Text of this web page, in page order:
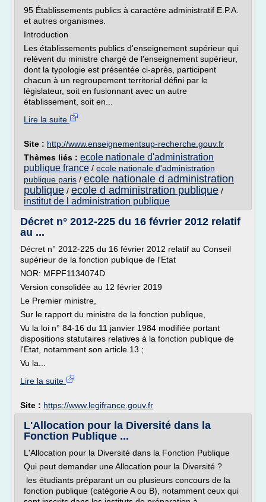
95 Établissements publics à caractère administratif E.P.A.
et autres organismes.
Introduction
Les établissements publics d'enseignement supérieur qui
relèvent du ministre chargé de l'enseignement supérieur,
dont la typologie est présentée ci-après, participent
chacun à un regroupement territorial défini par le
législateur, soit en fusionnant avec un autre
établissement, soit en...
Lire la suite
Site : http://www.enseignementsup-recherche.gouv.fr
Thèmes liés : ecole nationale d'administration
publique france / ecole nationale d'administration
publique paris / ecole nationale d administration
publique / ecole d administration publique /
institut de l administration publique
Décret n° 2012-225 du 16 février 2012 relatif
au ...
Décret n° 2012-225 du 16 février 2012 relatif au Conseil
supérieur de la fonction publique de l'Etat
NOR: MFPF1134074D
Version consolidée au 12 février 2019
Le Premier ministre,
Sur le rapport du ministre de la fonction publique,
Vu la loi n° 84-16 du 11 janvier 1984 modifiée portant
dispositions statutaires relatives à la fonction publique de
l'Etat, notamment son article 13 ;
Vu la...
Lire la suite
Site : https://www.legifrance.gouv.fr
L'Allocation pour la Diversité dans la
Fonction Publique ...
L'Allocation pour la Diversité dans la Fonction Publique
Qui peut demander une Allocation pour la Diversité ?
les étudiants préparant un ou plusieurs concours de la
fonction publique (catégorie A ou B), notamment ceux qui